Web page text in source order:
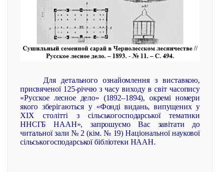
Для детального ознайомлення з виставкою,
присвяченої 125-річчю з часу виходу в світ часопису
«Русское лесное дело» (1892–1894), окремі номери
якого зберігаються у «Фонді видань, випущених у
ХІХ столітті з сільськогосподарської тематики
ННСГБ НААН», запрошуємо Вас завітати до
читальної зали № 2 (кім. № 19) Національної наукової
сільськогосподарської бібліотеки НААН.